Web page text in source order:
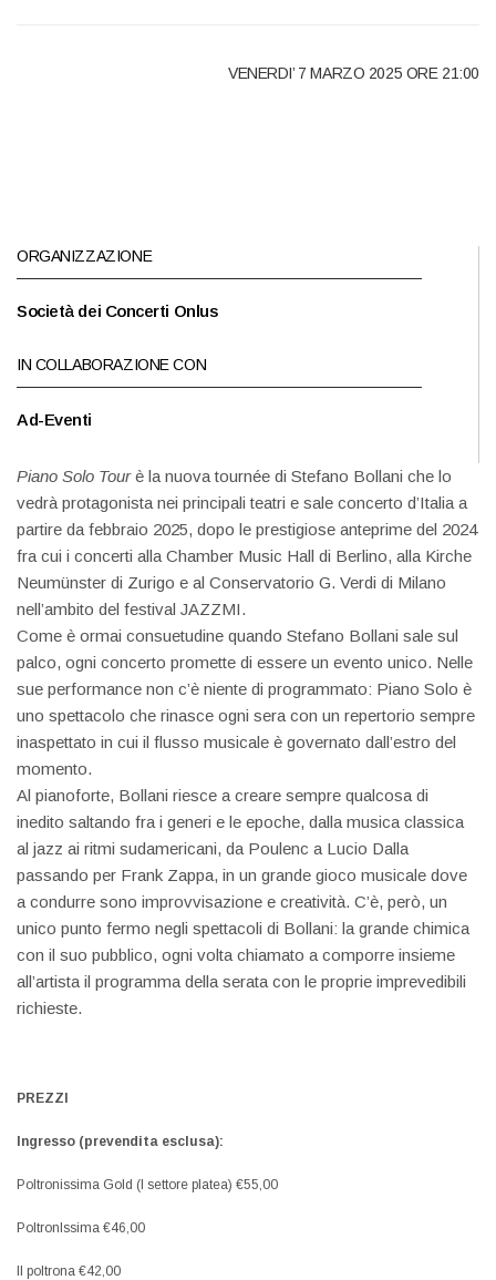
VENERDI’ 7 MARZO 2025 ORE 21:00
ORGANIZZAZIONE
Società dei Concerti Onlus
IN COLLABORAZIONE CON
Ad-Eventi
Piano Solo Tourè la nuova tournée di Stefano Bollani che lo
vedrà protagonista nei principali teatri e sale concerto d’Italia a
partire da febbraio 2025, dopo le prestigiose anteprime del 2024
fra cui i concerti alla Chamber Music Hall di Berlino, alla Kirche
Neumünster di Zurigo e al Conservatorio G. Verdi di Milano
nell’ambito del festival JAZZMI.
Come è ormai consuetudine quando Stefano Bollani sale sul
palco, ogni concerto promette di essere un evento unico. Nelle
sue performance non c’è niente di programmato: Piano Solo è
uno spettacolo che rinasce ogni sera con un repertorio sempre
inaspettato in cui il flusso musicale è governato dall’estro del
momento.
Al pianoforte, Bollani riesce a creare sempre qualcosa di
inedito saltando fra i generi e le epoche, dalla musica classica
al jazz ai ritmi sudamericani, da Poulenc a Lucio Dalla
passando per Frank Zappa, in un grande gioco musicale dove
a condurre sono improvvisazione e creatività. C’è, però, un
unico punto fermo negli spettacoli di Bollani: la grande chimica
con il suo pubblico, ogni volta chiamato a comporre insieme
all’artista il programma della serata con le proprie imprevedibili
richieste.
PREZZI
Ingresso (prevendita esclusa):
Poltronissima Gold (I settore platea) €55,00
PoltronIssima €46,00
II poltrona €42,00